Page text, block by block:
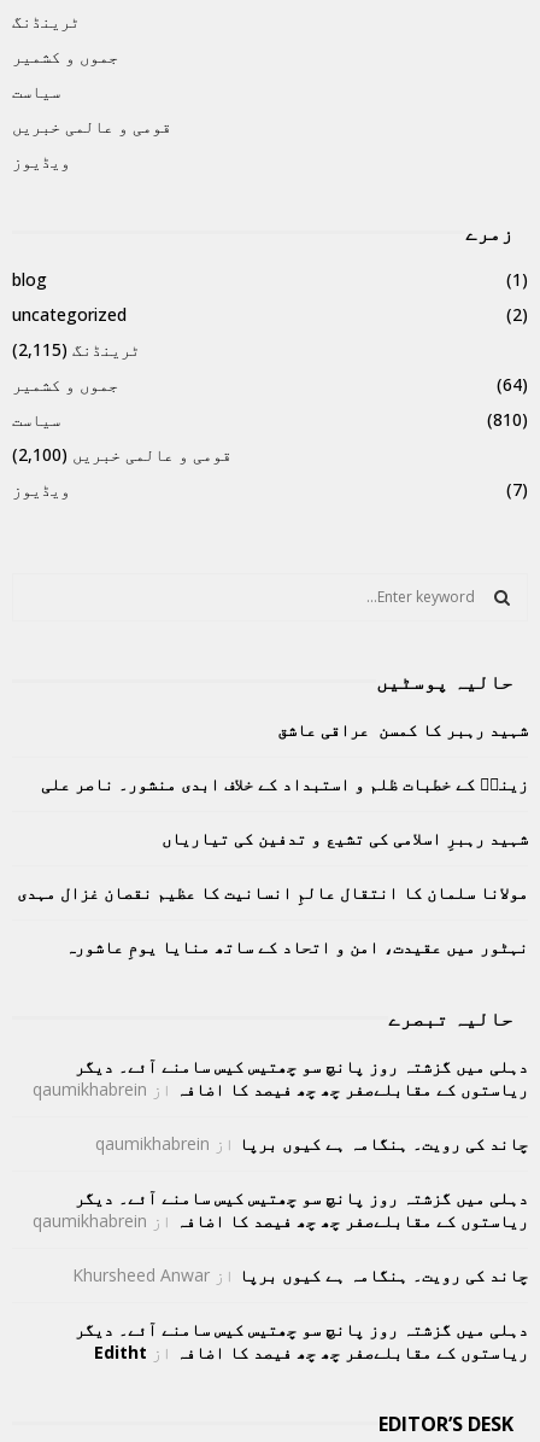
ٹرینڈنگ
جموں و کشمیر
سیاست
قومی و عالمی خبریں
ویڈیوز
زمرے
blog
(1)
uncategorized
(2)
ٹرینڈنگ (2,115)
جموں و کشمیر
(64)
سیاست
(810)
قومی و عالمی خبریں (2,100)
ویڈیوز
(7)
f
r
E
A
R
C
H
حالیہ پوسٹیں
شہید رہبر کا کمسن عراقی عاشق
زینبؑ کے خطبات ظلم و استبداد کے خلاف ابدی منشور۔ ناصر علی
شہید رہبرِ اسلامی کی تشیع و تدفین کی تیاریاں
مولانا سلمان کا انتقال عالمِ انسانیت کا عظیم نقصان غزال مہدی
نہٹور میں عقیدت، امن و اتحاد کے ساتھ منایا یومِ عاشورہ
حالیہ تبصرے
دہلی میں گزشتہ روز پانچ سو چھتیس کیس سامنے آئے۔ دیگر
ریاستوں کے مقابلےصفر چھ چھ فیصد کا اضافہ
از qaumikhabrein
چاند کی رویت۔ ہنگامہ ہے کیوں برپا از qaumikhabrein
دہلی میں گزشتہ روز پانچ سو چھتیس کیس سامنے آئے۔ دیگر
ریاستوں کے مقابلےصفر چھ چھ فیصد کا اضافہ
از qaumikhabrein
چاند کی رویت۔ ہنگامہ ہے کیوں برپا از Khursheed Anwar
دہلی میں گزشتہ روز پانچ سو چھتیس کیس سامنے آئے۔ دیگر
ریاستوں کے مقابلےصفر چھ چھ فیصد کا اضافہ
از Editht
EDITOR’S DESK